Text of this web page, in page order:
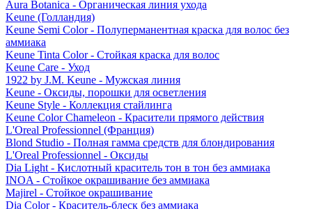
Aura Botanica - Органическая линия ухода
Keune (Голландия)
Keune Semi Color - Полуперманентная краска для волос без
аммиака
Keune Tinta Color - Стойкая краска для волос
Keune Care - Уход
1922 by J.M. Keune - Мужская линия
Keune - Оксиды, порошки для осветления
Keune Style - Коллекция стайлинга
Keune Color Chameleon - Красители прямого действия
L'Oreal Professionnel (Франция)
Blond Studio - Полная гамма средств для блондирования
L'Oreal Professionnel - Оксиды
Dia Light - Кислотный краситель тон в тон без аммиака
INOA - Стойкое окрашивание без аммиака
Majirel - Стойкое окрашивание
Dia Color - Краситель-блеск без аммиака